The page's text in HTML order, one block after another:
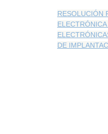
RESOLUCIÓN
DE